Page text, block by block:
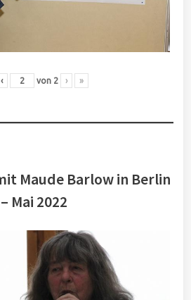
‹ von 2 › »
Maude Barlow in Berlin
– Mai 2022